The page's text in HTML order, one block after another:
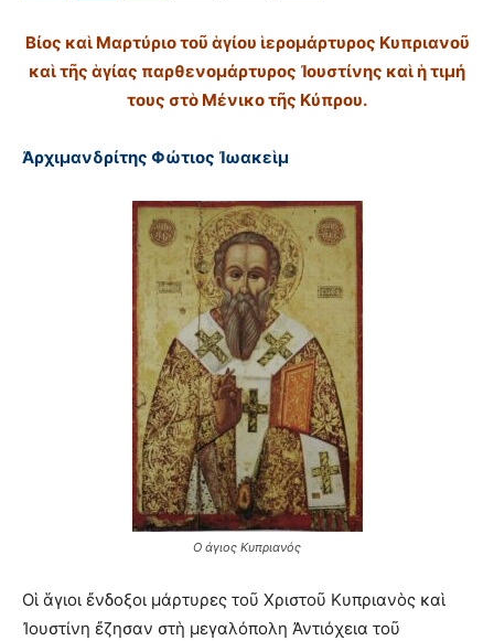
Βίος καὶ Μαρτύριο τοῦ ἁγίου ἱερομάρτυρος Κυπριανοῦ
καὶ τῆς ἁγίας παρθενομάρτυρος Ἰουστίνης καὶ ἡ τιμή
τους στὸ Μένικο τῆς Κύπρου.
Ἀρχιμανδρίτης Φώτιος Ἰωακεὶμ
Ο άγιος Κυπριανός
Οἱ ἅγιοι ἔνδοξοι μάρτυρες τοῦ Χριστοῦ Κυπριανὸς καὶ
Ἰουστίνη ἔζησαν στὴ μεγαλόπολη Ἀντιόχεια τοῦ